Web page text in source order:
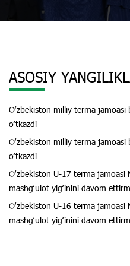
ASOSIY
Oʻzbekiston milliy terma
oʻtkazdi
Oʻzbekiston milliy terma
oʻtkazdi
Oʻzbekiston U-17 terma jamoasi
mashgʻulot yigʻinini davom
Oʻzbekiston U-16 terma jamoasi
mashgʻulot yigʻinini davom